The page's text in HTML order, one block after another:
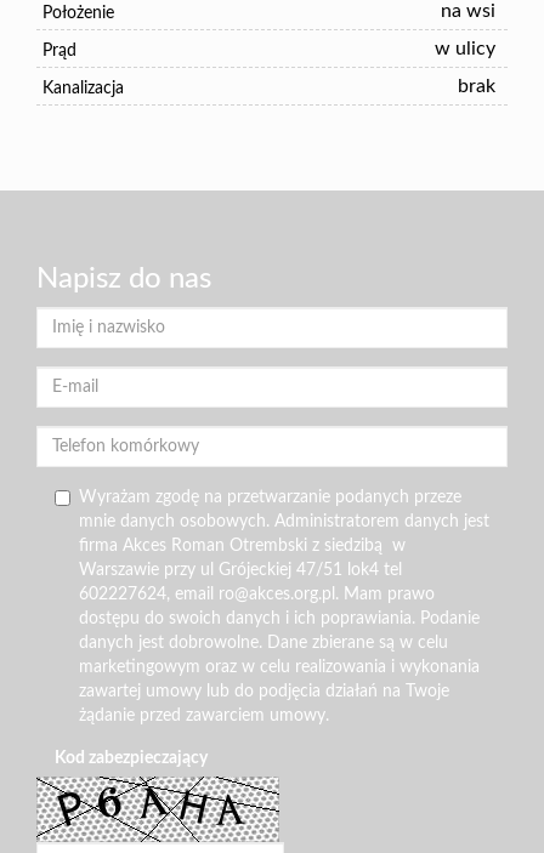
Położenie na wsi
Prąd w ulicy
Kanalizacja brak
Napisz do nas
Wyrażam zgodę na przetwarzanie podanych przeze
mnie danych osobowych. Administratorem danych jest
firma Akces Roman Otrembski z siedzibą w
Warszawie przy ul Grójeckiej 47/51 lok4 tel
602227624, email ro@akces.org.pl. Mam prawo
dostępu do swoich danych i ich poprawiania. Podanie
danych jest dobrowolne. Dane zbierane są w celu
marketingowym oraz w celu realizowania i wykonania
zawartej umowy lub do podjęcia działań na Twoje
żądanie przed zawarciem umowy.
Kod zabezpieczający